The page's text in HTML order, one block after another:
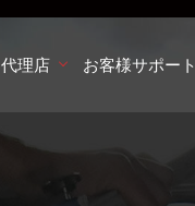
代理店 お客様サポート